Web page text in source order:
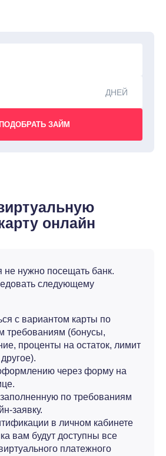
ДНЕЙ
онлайн
нужно посещать банк.
следующему
с вариантом карты по
требованиям (бонусы,
проценты на остаток, лимит
через форму на
по требованиям
заявку.
в личном кабинете
вам будут доступны все
платежного